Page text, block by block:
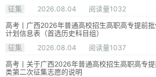
征集
2026.08.04
阅读量1032
高考丨广西2026年普通高校招生高职高专提前
计划信息表（首选历史科目组）
征集
2026.08.04
阅读量1037
高考丨关于广西2026年普通高校招生高职高专
类第二次征集志愿的说明